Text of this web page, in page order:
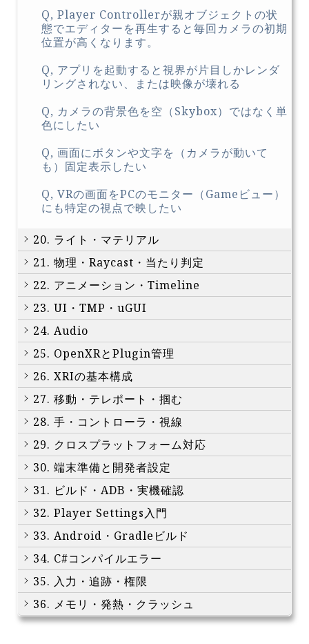
Q, Player Controllerが親オブジェクトの状
態でエディターを再生すると毎回カメラの初期
位置が高くなります。
Q, アプリを起動すると視界が片目しかレンダ
リングされない、または映像が壊れる
Q, カメラの背景色を空（Skybox）ではなく単
色にしたい
Q, 画面にボタンや文字を（カメラが動いて
も）固定表示したい
Q, VRの画面をPCのモニター（Gameビュー）
にも特定の視点で映したい
20. ライト・マテリアル
21. 物理・Raycast・当たり判定
22. アニメーション・Timeline
23. UI・TMP・uGUI
24. Audio
25. OpenXRとPlugin管理
26. XRIの基本構成
27. 移動・テレポート・掴む
28. 手・コントローラ・視線
29. クロスプラットフォーム対応
30. 端末準備と開発者設定
31. ビルド・ADB・実機確認
32. Player Settings入門
33. Android・Gradleビルド
34. C#コンパイルエラー
35. 入力・追跡・権限
36. メモリ・発熱・クラッシュ